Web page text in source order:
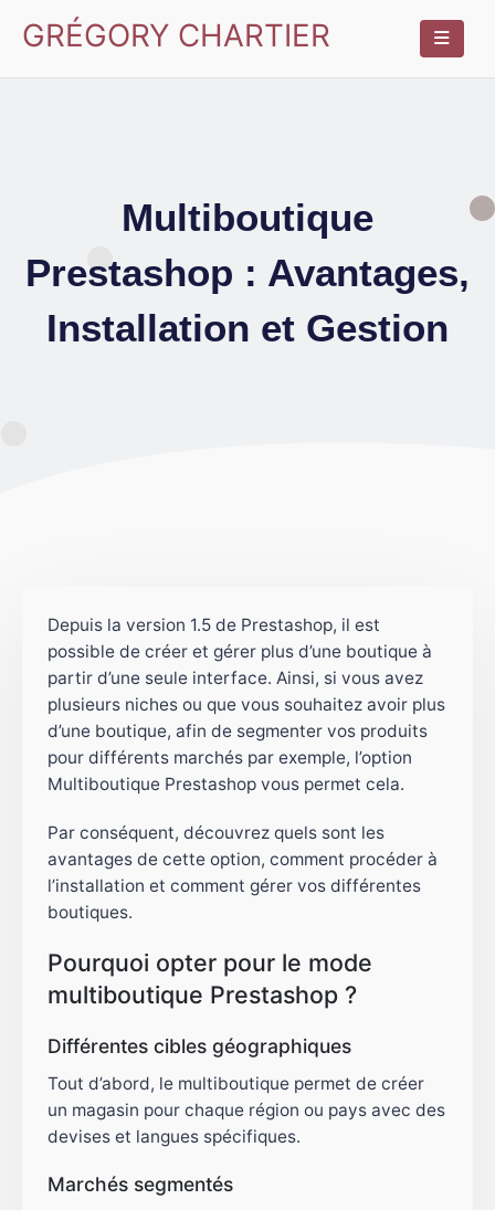
GRÉGORY CHARTIER
Multiboutique
Prestashop : Avantages,
Installation et Gestion
Depuis la version 1.5 de Prestashop, il est
possible de créer et gérer plus d’une boutique à
partir d’une seule interface. Ainsi, si vous avez
plusieurs niches ou que vous souhaitez avoir plus
d’une boutique, afin de segmenter vos produits
pour différents marchés par exemple, l’option
Multiboutique Prestashop vous permet cela.
Par conséquent, découvrez quels sont les
avantages de cette option, comment procéder à
l’installation et comment gérer vos différentes
boutiques.
Pourquoi opter pour le mode
multiboutique Prestashop ?
Différentes cibles géographiques
Tout d’abord, le multiboutique permet de créer
un magasin pour chaque région ou pays avec des
devises et langues spécifiques.
Marchés segmentés